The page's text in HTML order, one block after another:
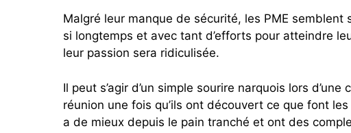
Malgré leur manque de sécurité, les PME
si longtemps et avec tant d’efforts pour atteindre
leur passion sera ridiculisée.
Il peut s’agir d’un simple sourire narquois lors
réunion une fois qu’ils ont découvert ce que font
a de mieux depuis le pain tranché et ont des